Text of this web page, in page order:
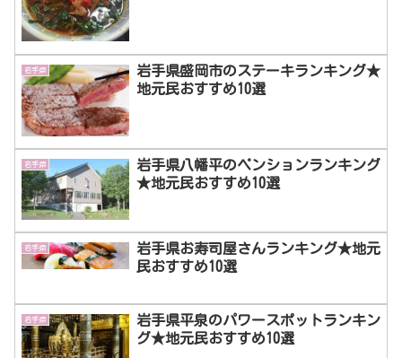
岩手県
岩手県盛岡市のステーキランキング★
地元民おすすめ10選
岩手県
岩手県八幡平のペンションランキング
★地元民おすすめ10選
岩手県
岩手県お寿司屋さんランキング★地元
民おすすめ10選
岩手県
岩手県平泉のパワースポットランキン
グ★地元民おすすめ10選